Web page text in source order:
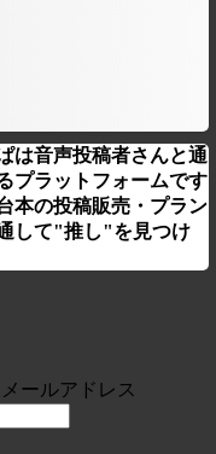
は音声投稿者さんと通
プラットフォームです
本の投稿販売・プラン
して"推し"を見つけ
ールアドレス